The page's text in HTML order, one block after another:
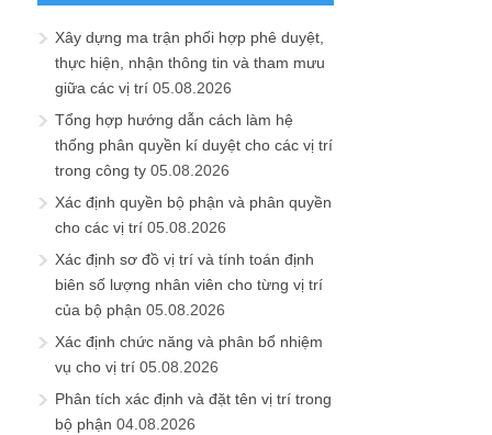
Xây dựng ma trận phối hợp phê duyệt,
thực hiện, nhận thông tin và tham mưu
giữa các vị trí 05.08.2026
Tổng hợp hướng dẫn cách làm hệ
thống phân quyền kí duyệt cho các vị trí
trong công ty 05.08.2026
Xác định quyền bộ phận và phân quyền
cho các vị trí 05.08.2026
Xác định sơ đồ vị trí và tính toán định
biên số lượng nhân viên cho từng vị trí
của bộ phận 05.08.2026
Xác định chức năng và phân bổ nhiệm
vụ cho vị trí 05.08.2026
Phân tích xác định và đặt tên vị trí trong
bộ phận 04.08.2026